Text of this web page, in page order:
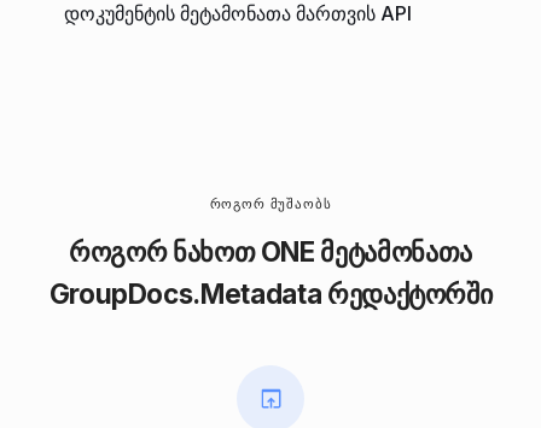
დოკუმენტის მეტამონათა მართვის API
ᲠᲝᲒᲝᲠ ᲛᲣᲨᲐᲝᲑᲡ
როგორ ნახოთ ONE მეტამონათა
GroupDocs.Metadata რედაქტორში